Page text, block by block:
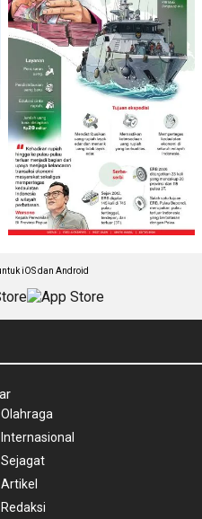
iOS dan Android
Olahraga
Internasional
Sejagat
Artikel
Redaksi